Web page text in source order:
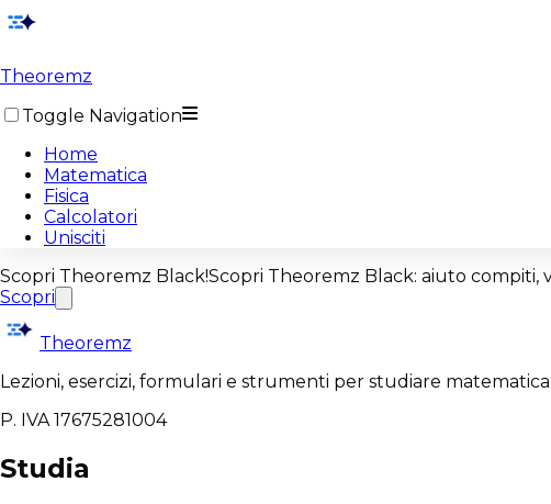
Theoremz
Toggle Navigation
Home
Matematica
Fisica
Calcolatori
Unisciti
Scopri Theoremz Black!Scopri Theoremz Black: aiuto compiti,
Scopri
Theoremz
Lezioni, esercizi, formulari e strumenti per studiare
P. IVA 17675281004
Studia